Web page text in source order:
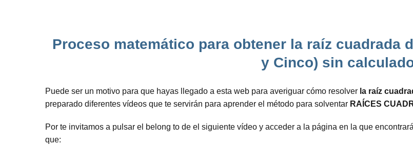
Proceso matemático para obtener la raíz cuadrada
y Cinco) sin
Puede ser un motivo para que hayas llegado a esta web para averiguar cómo resolver la raíz
preparado diferentes vídeos que te servirán para aprender el método para solventar RAÍCES
Por te invitamos a pulsar el belong to de el siguiente vídeo y acceder a la página en la que
que: